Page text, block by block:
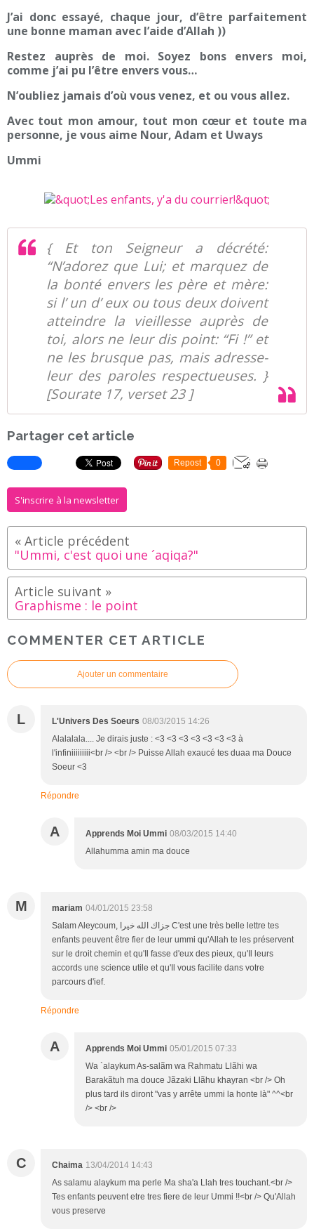
J’ai donc essayé, chaque jour, d’être parfaitement
une bonne maman avec l’aide d’Allah ))
Restez auprès de moi. Soyez bons envers moi,
comme j’ai pu l’être envers vous…
N’oubliez jamais d’où vous venez, et ou vous allez.
Avec tout mon amour, tout mon cœur et toute ma
personne, je vous aime Nour, Adam et Uways
Ummi
{ Et ton Seigneur a décrété:
“N’adorez que Lui; et marquez de
la bonté envers les père et mère:
si l’ un d’ eux ou tous deux doivent
atteindre la vieillesse auprès de
toi, alors ne leur dis point: “Fi !” et
ne les brusque pas, mais adresse-
leur des paroles respectueuses. }
[Sourate 17, verset 23 ]
Partager cet article
Repost 0
S'inscrire à la newsletter
"Ummi, c'est quoi une ´aqiqa?"
Graphisme : le point
COMMENTER CET ARTICLE
Ajouter un commentaire
L L'Univers Des Soeurs 08/03/2015 14:26
Alalalala.... Je dirais juste : <3 <3 <3 <3 <3 <3 <3 à
l'infiniiiiiiiii<br /> <br /> Puisse Allah exaucé tes duaa ma Douce
Soeur <3
Répondre
A Apprends Moi Ummi 08/03/2015 14:40
Allahumma amin ma douce
M mariam 04/01/2015 23:58
Salam Aleycoum, جزاك الله خيرا C'est une très belle lettre tes
enfants peuvent être fier de leur ummi qu'Allah te les préservent
sur le droit chemin et qu'Il fasse d'eux des pieux, qu'Il leurs
accords une science utile et qu'Il vous facilite dans votre
parcours d'ief.
Répondre
A Apprends Moi Ummi 05/01/2015 07:33
Wa `alaykum As-salãm wa Rahmatu Llãhi wa
Barakãtuh ma douce Jãzaki Llãhu khayran <br /> Oh
plus tard ils diront "vas y arrête ummi la honte là" ^^<br
/> <br />
C Chaima 13/04/2014 14:43
As salamu alaykum ma perle Ma sha'a Llah tres touchant.<br />
Tes enfants peuvent etre tres fiere de leur Ummi !!<br /> Qu'Allah
vous preserve